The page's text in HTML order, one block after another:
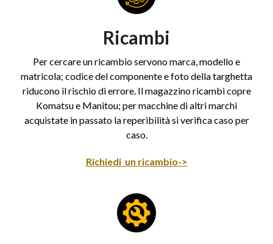
Ricambi
Per cercare un ricambio servono marca, modello e
matricola; codice del componente e foto della targhetta
riducono il rischio di errore. Il magazzino ricambi copre
Komatsu e Manitou; per macchine di altri marchi
acquistate in passato la reperibilità si verifica caso per
caso.
Richiedi un ricambio->